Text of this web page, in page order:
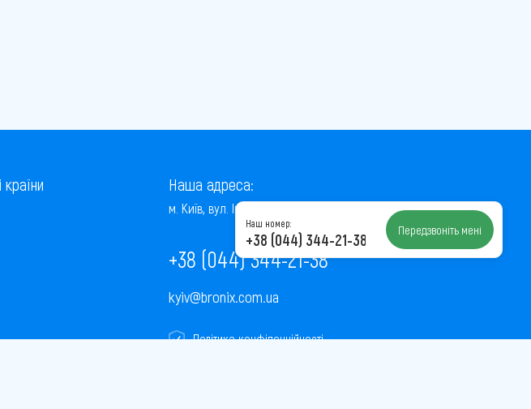
країни Наша адреса:
м. Київ, вул. Інститутська, 22/7, оф. 41
+38 (044) 344-21-38
kyiv@bronix.com.ua
Політика конфіденційності
Наш номер:
+38 (044) 344-21-38 Передзвоніть мені